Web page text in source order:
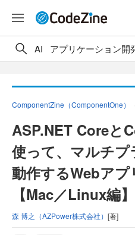
AI アプリケーション開
ComponentZine（ComponentOne）
ASP.NET Coreと
使って、マルチ
動作するWebアプ
【Mac／Linux編】
森 博之（AZPower株式会社） [著]